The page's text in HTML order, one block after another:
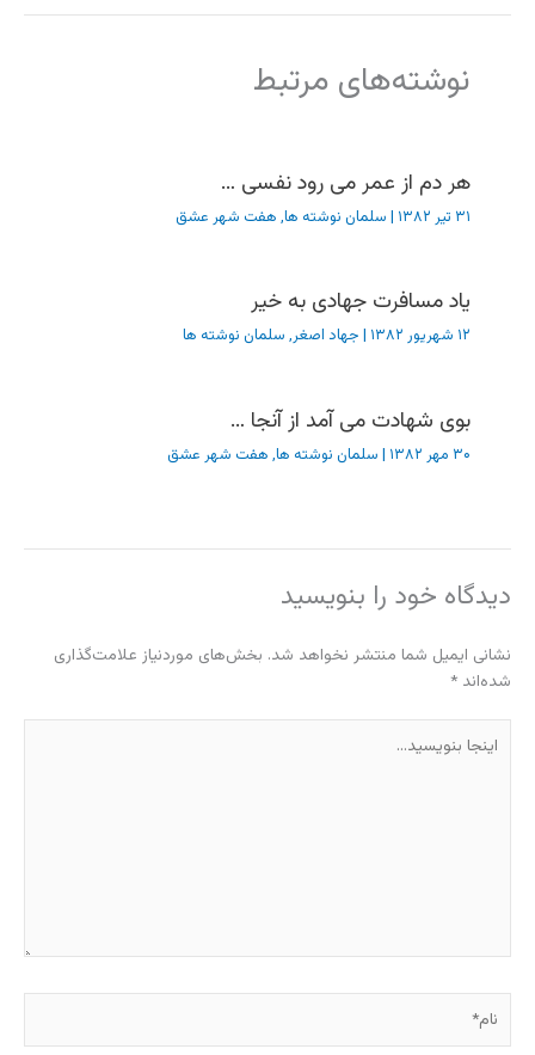
نوشته‌های مرتبط
هر دم از عمر می رود نفسی …
۳۱ تیر ۱۳۸۲ | سلمان نوشته ها, هفت شهر عشق
یاد مسافرت جهادی به خیر
۱۲ شهریور ۱۳۸۲ | جهاد اصغر, سلمان نوشته ها
بوی شهادت می آمد از آنجا …
۳۰ مهر ۱۳۸۲ | سلمان نوشته ها, هفت شهر عشق
دیدگاه‌ خود را بنویسید
نشانی ایمیل شما منتشر نخواهد شد. بخش‌های موردنیاز علامت‌گذاری
شده‌اند *
بنویسید…